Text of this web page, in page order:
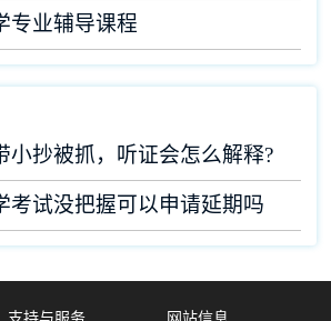
专业辅导课程
小抄被抓，听证会怎么解释?
考试没把握可以申请延期吗